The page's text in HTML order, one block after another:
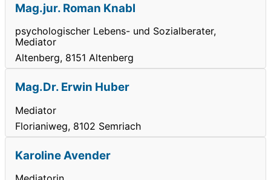
Mag.jur. Roman Knabl
psychologischer Lebens- und Sozialberater,
Mediator
Altenberg, 8151 Altenberg
Mag.Dr. Erwin Huber
Mediator
Florianiweg, 8102 Semriach
Karoline Avender